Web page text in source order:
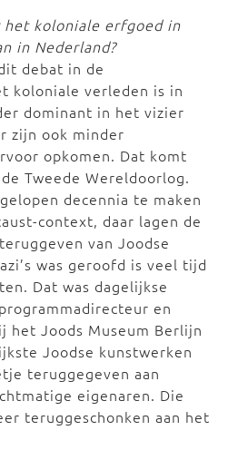
het koloniale erfgoed in
in Nederland?
debat in de
koloniale verleden is in
dominant in het vizier
zijn ook minder
opkomen. Dat komt
Tweede Wereldoorlog.
decennia te maken
context, daar lagen de
van Joodse
was geroofd is veel tijd
Dat was dagelijkse
en
het Joods Museum Berlijn
Joodse kunstwerken
teruggegeven aan
eigenaren. Die
teruggeschonken aan het